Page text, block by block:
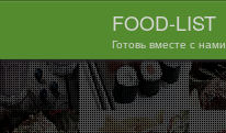
FOOD-LIST
Готовь вместе с нами